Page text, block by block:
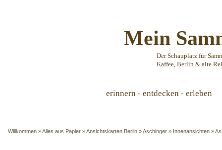
Mein
Der Schauplatz für
Kaffee, Berlin & alte
erinnern - entdecken - erleben
Willkommen »Alles aus Papier »Ansichtskarten Berlin »Aschinger » Innenansichten »